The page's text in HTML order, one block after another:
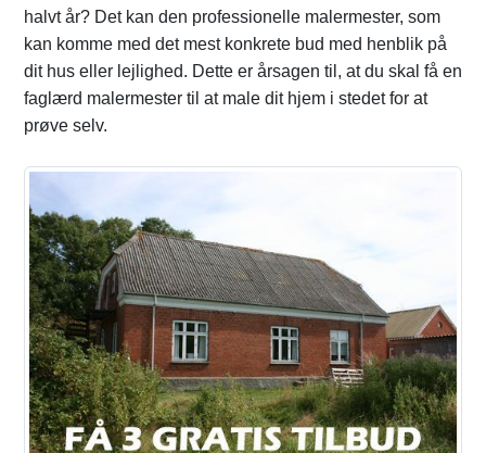
halvt år? Det kan den professionelle malermester, som
kan komme med det mest konkrete bud med henblik på
dit hus eller lejlighed. Dette er årsagen til, at du skal få en
faglærd malermester til at male dit hjem i stedet for at
prøve selv.